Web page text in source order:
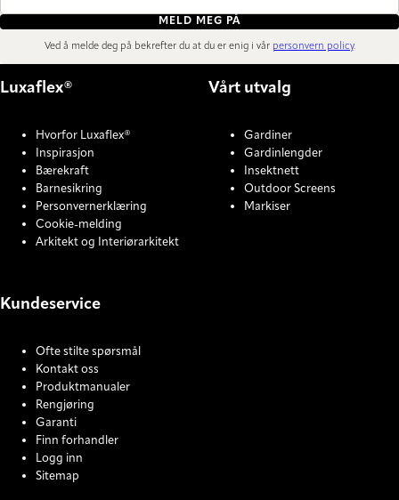
MELD MEG PÅ
Ved å melde deg på bekrefter du at du er enig i vår personvern policy.
Luxaflex®
Hvorfor Luxaflex®
Inspirasjon
Bærekraft
Barnesikring
Personvernerklæring
Cookie-melding
Arkitekt og Interiørarkitekt
Vårt utvalg
Gardiner
Gardinlengder
Insektnett
Outdoor Screens
Markiser
Kundeservice
Ofte stilte spørsmål
Kontakt oss
Produktmanualer
Rengjøring
Garanti
Finn forhandler
Logg inn
Sitemap